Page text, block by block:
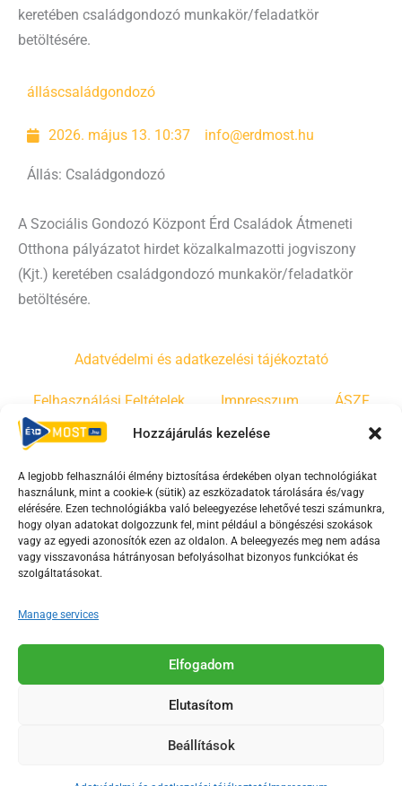
Hozzájárulás kezelése
A legjobb felhasználói élmény biztosítása érdekében olyan technológiákat
használunk, mint a cookie-k (sütik) az eszközadatok tárolására és/vagy
elérésére. Ezen technológiákba való beleegyezése lehetővé teszi számunkra,
hogy olyan adatokat dolgozzunk fel, mint például a böngészési szokások
vagy az egyedi azonosítók ezen az oldalon. A beleegyezés meg nem adása
vagy visszavonása hátrányosan befolyásolhat bizonyos funkciókat és
szolgáltatásokat.
Manage services
Elfogadom
Elutasítom
Beállítások
keretében családgondozó munkakör/feladatkör
betöltésére.
álláscsaládgondozó
2026. május 13. 10:37 info@erdmost.hu
Állás: Családgondozó
A Szociális Gondozó Központ Érd Családok Átmeneti
Otthona pályázatot hirdet közalkalmazotti jogviszony
(Kjt.) keretében családgondozó munkakör/feladatkör
betöltésére.
Adatvédelmi és adatkezelési tájékoztató
Felhasználási Feltételek Impresszum ÁSZF
Irányelvek Moderálási szabályzat
F
a
c
e
o
o
-
Y
o
u
t
b
e
s
r
T
i
k
Az Érd Média médiaszolgáltatási tevékenységét a
Médiatanács a Magyar Média Mecenatúra program
2018-2026. © Minden jog fenntartva, Érd Megyei Jogú Város